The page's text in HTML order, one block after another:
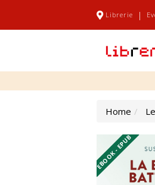
Librerie |
Home
EBOOK - EPUB